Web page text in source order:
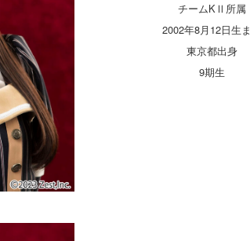
チームKⅡ所属
2002年8月12日生
東京都出身
9期生